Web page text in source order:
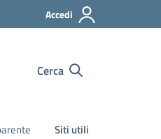
Accedi
Cerca
Siti utili